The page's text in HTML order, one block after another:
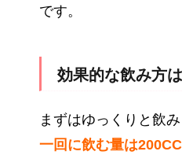
です。
効果的な飲み方
まずはゆっくりと飲み
一回に飲む量は